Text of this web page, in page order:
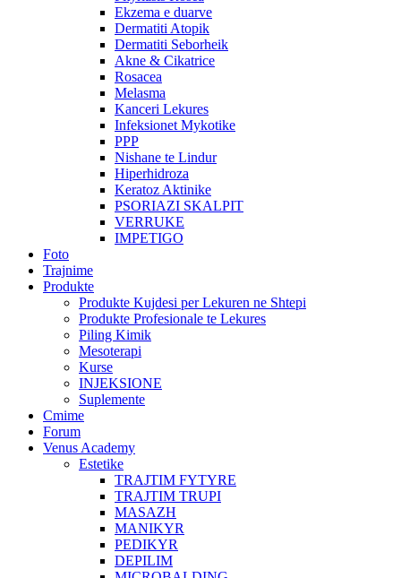
Ekzema e duarve
Dermatiti Atopik
Dermatiti Seborheik
Akne & Cikatrice
Rosacea
Melasma
Kanceri Lekures
Infeksionet Mykotike
PPP
Nishane te Lindur
Hiperhidroza
Keratoz Aktinike
PSORIAZI SKALPIT
VERRUKE
IMPETIGO
Foto
Trajnime
Produkte
Produkte Kujdesi per Lekuren ne Shtepi
Produkte Profesionale te Lekures
Piling Kimik
Mesoterapi
Kurse
INJEKSIONE
Suplemente
Cmime
Forum
Venus Academy
Estetike
TRAJTIM FYTYRE
TRAJTIM TRUPI
MASAZH
MANIKYR
PEDIKYR
DEPILIM